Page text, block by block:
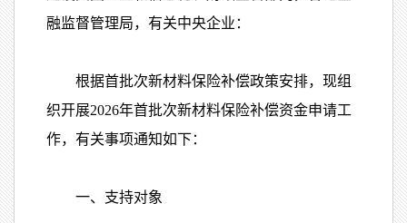
融监督管理局，有关中央企业：
根据首批次新材料保险补偿政策安排，现组
织开展2026年首批次新材料保险补偿资金申请工
作，有关事项通知如下：
一、支持对象